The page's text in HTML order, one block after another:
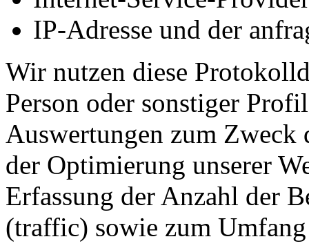
IP-Adresse und der
Wir nutzen diese
Person oder sonstiger
Auswertungen zum Zweck
der Optimierung unserer
Erfassung der Anzahl der
(traffic) sowie zum